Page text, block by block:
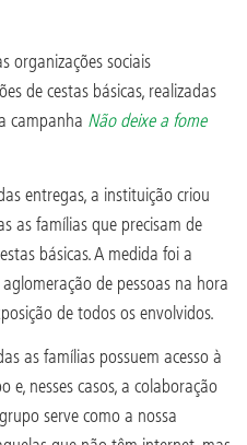
organizações sociais
de cestas básicas, realizadas
campanha Não deixe a fome
entregas, a instituição criou
as famílias que precisam de
básicas. A medida foi a
de pessoas na hora
de todos os envolvidos.
as famílias possuem acesso à
nesses casos, a colaboração
serve como a nossa